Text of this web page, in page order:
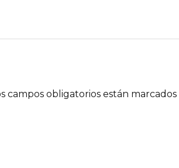
campos obligatorios están marcados